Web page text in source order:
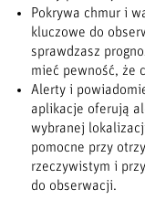
Pokrywa chmur i
kluczowe do
sprawdzasz
mieć pewność, że
Alerty i
aplikacje oferują
wybranej
pomocne przy
rzeczywistym i
do obserwacji.